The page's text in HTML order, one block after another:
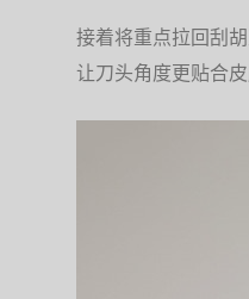
接着将重点拉回刮
让刀头角度更贴合皮